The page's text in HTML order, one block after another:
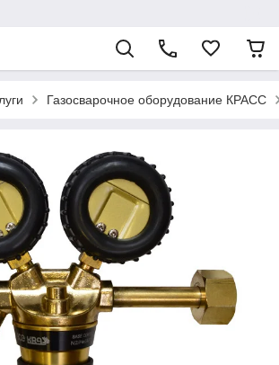
Газосварочное оборудование КРАСС